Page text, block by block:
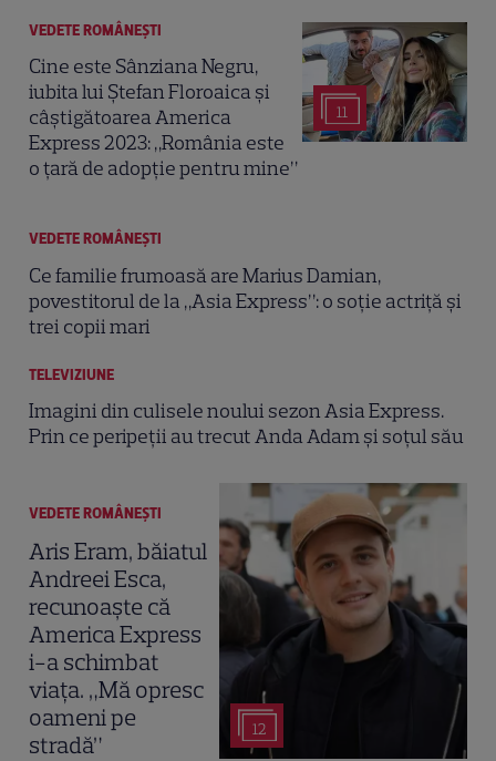
11
VEDETE ROMÂNEŞTI
Cine este Sânziana Negru,
iubita lui Ștefan Floroaica și
câștigătoarea America
Express 2023: „România este
o țară de adopție pentru mine”
VEDETE ROMÂNEŞTI
Ce familie frumoasă are Marius Damian,
povestitorul de la „Asia Express”: o soție actriță și
trei copii mari
TELEVIZIUNE
Imagini din culisele noului sezon Asia Express.
Prin ce peripeții au trecut Anda Adam și soțul său
12
VEDETE ROMÂNEŞTI
Aris Eram, băiatul
Andreei Esca,
recunoaște că
America Express
i-a schimbat
viața. „Mă opresc
oameni pe
stradă”